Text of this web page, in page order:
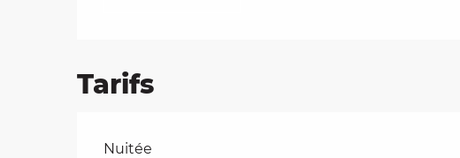
Tarifs
Tarifs 2026
Nuitée